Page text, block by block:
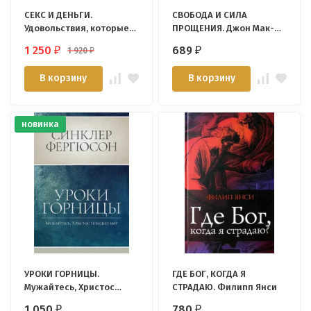
СЕКС И ДЕНЬГИ.
Удовольствия, которые
всеутоляющая
благодать. Пол Трипп /
новое издание/
1 250₽ 1 920₽
В корзину
СВОБОДА И СИЛА
ПРОЩЕНИЯ. Джон Мак-
689₽
В корзину
новинка
УРОКИ ГОРНИЦЫ.
Мужайтесь, Христос
₽
ГДЕ БОГ, КОГДА Я
СТРАДАЮ. Филипп Янси
₽